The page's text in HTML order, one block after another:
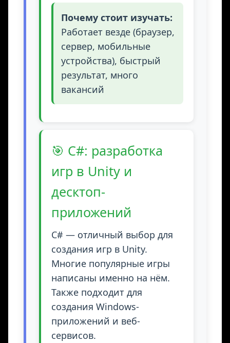
Почему стоит изучать:
Работает везде (браузер,
сервер, мобильные
устройства), быстрый
результат, много
вакансий
🎯 C#: разработка
игр в Unity и
десктоп-
приложений
C# — отличный выбор для
создания игр в Unity.
Многие популярные игры
написаны именно на нём.
Также подходит для
создания Windows-
приложений и веб-
сервисов.